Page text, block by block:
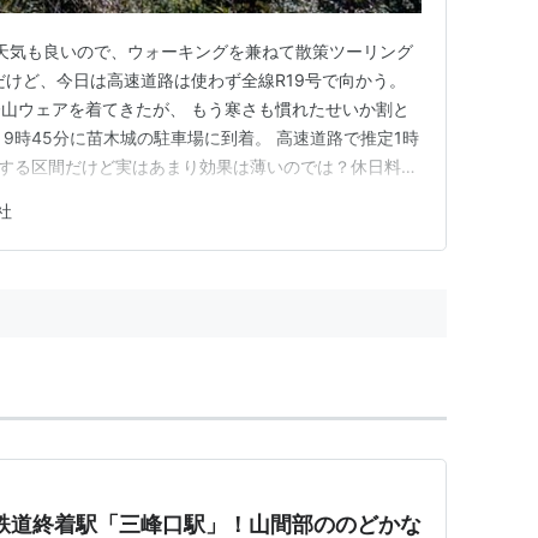
も良いので、ウォーキングを兼ねて散策ツーリング
ど、今日は高速道路は使わず全線R19号で向かう。
ウェアを着てきたが、 もう寒さも慣れたせいか割と
時45分に苗木城の駐車場に到着。 高速道路で推定1時
る区間だけど実はあまり効果は薄いのでは？休日料金
先のチェーンスパイクを積んであるので、 多少の凍
…
終着駅「三峰口駅」！山間部ののどかな